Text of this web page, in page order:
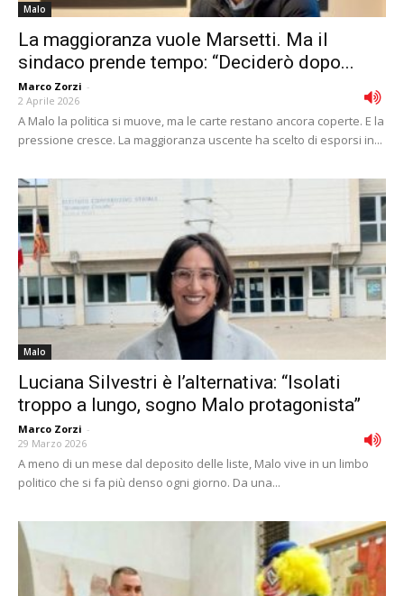
Malo
La maggioranza vuole Marsetti. Ma il
sindaco prende tempo: “Deciderò dopo...
Marco Zorzi -
2 Aprile 2026
A Malo la politica si muove, ma le carte restano ancora coperte. E la
pressione cresce. La maggioranza uscente ha scelto di esporsi in...
Malo
Luciana Silvestri è l’alternativa: “Isolati
troppo a lungo, sogno Malo protagonista”
Marco Zorzi -
29 Marzo 2026
A meno di un mese dal deposito delle liste, Malo vive in un limbo
politico che si fa più denso ogni giorno. Da una...